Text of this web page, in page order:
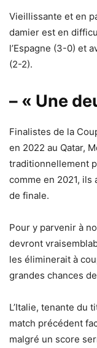
Vieillissante et en
damier est en
l’Espagne (3-0) et
(2-2).
– « Une
Finalistes de la
en 2022 au Qatar,
traditionnellement
comme en 2021,
de finale.
Pour y parvenir à
devront
les éliminerait à
grandes chances
L’Italie, tenante du
match précédent
malgré un score